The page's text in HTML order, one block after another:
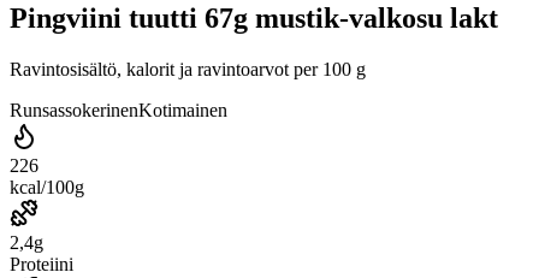
Pingviini tuutti 67g mustik-valkosu lakt
Ravintosisältö, kalorit ja ravintoarvot per 100 g
RunsassokerinenKotimainen
226
kcal/100g
2,4g
Proteiini